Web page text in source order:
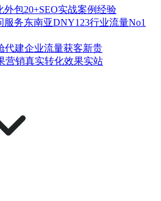
外包20+SEO实战案例经验
服务东南亚DNY123行业流量No1
代建企业流量获客新贵
营销真实转化效果实站